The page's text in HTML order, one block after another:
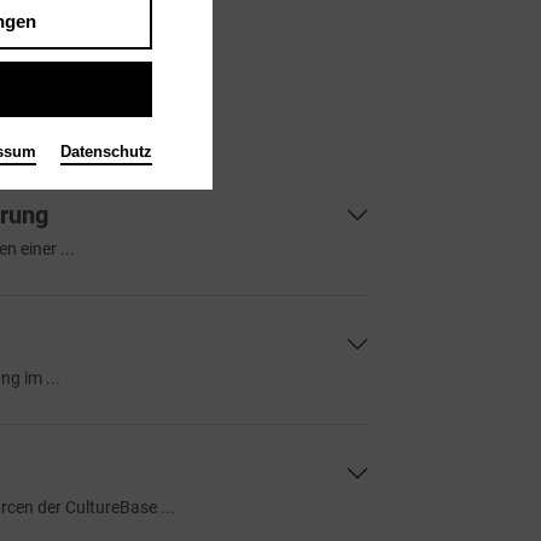
einer ...
im ...
der CultureBase ...
Datenschutz